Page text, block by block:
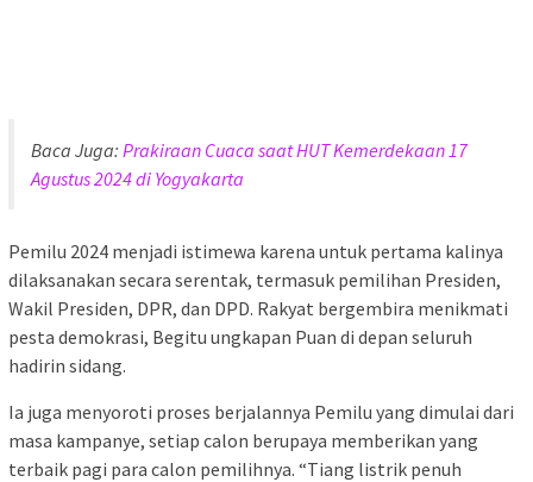
Baca Juga: Prakiraan Cuaca saat HUT Kemerdekaan 17
Agustus 2024 di Yogyakarta
Pemilu 2024 menjadi istimewa karena untuk pertama kalinya
dilaksanakan secara serentak, termasuk pemilihan Presiden,
Wakil Presiden, DPR, dan DPD. Rakyat bergembira menikmati
pesta demokrasi, Begitu ungkapan Puan di depan seluruh
hadirin sidang.
Ia juga menyoroti proses berjalannya Pemilu yang dimulai dari
masa kampanye, setiap calon berupaya memberikan yang
terbaik pagi para calon pemilihnya. “Tiang listrik penuh